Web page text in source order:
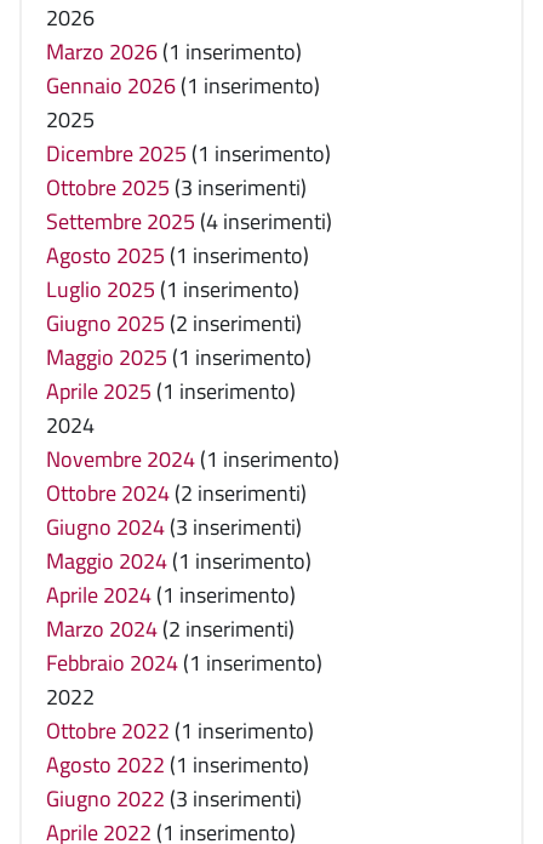
2026
Marzo 2026(1 inserimento)
Gennaio 2026(1 inserimento)
2025
Dicembre 2025 (1 inserimento)
Ottobre 2025 (3 inserimenti)
Settembre 2025 (4 inserimenti)
Agosto 2025 (1 inserimento)
Luglio 2025 (1 inserimento)
Giugno 2025 (2 inserimenti)
Maggio 2025 (1 inserimento)
Aprile 2025 (1 inserimento)
2024
Novembre 2024(1 inserimento)
Ottobre 2024(2 inserimenti)
Giugno 2024(3 inserimenti)
Maggio 2024(1 inserimento)
Aprile 2024(1 inserimento)
Marzo 2024(2 inserimenti)
Febbraio 2024(1 inserimento)
2022
Ottobre 2022 (1 inserimento)
Agosto 2022 (1 inserimento)
Giugno 2022 (3 inserimenti)
Aprile 2022 (1 inserimento)